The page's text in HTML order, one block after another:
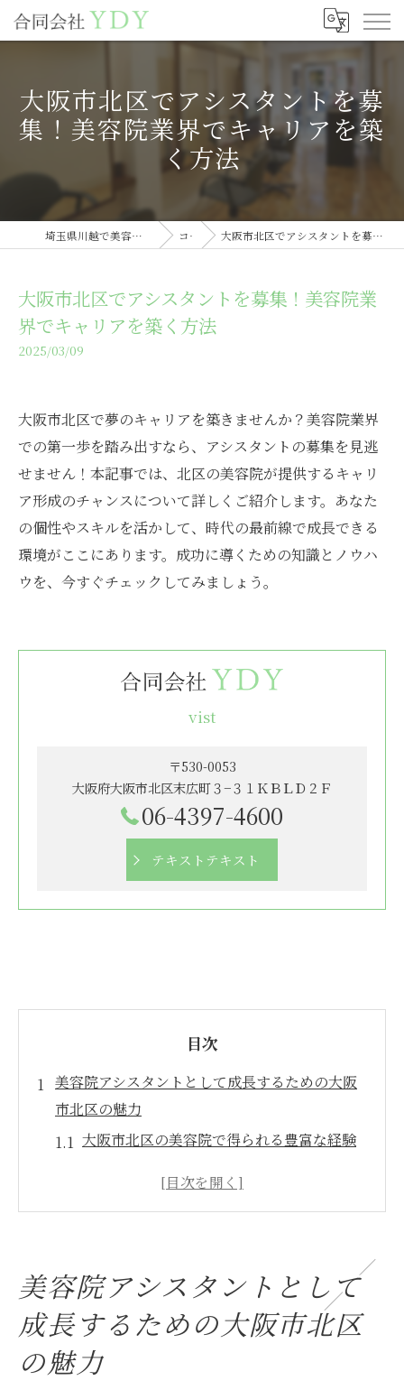
大阪市北区でアシスタントを募
集！美容院業界でキャリアを築
く方法
埼玉県川越で美容室の求人なら合同会社YDY コラム 大阪市北区でアシスタントを募集！美容院業界でキャリアを築く方法
大阪市北区でアシスタントを募集！美容院業
界でキャリアを築く方法
2025/03/09
大阪市北区で夢のキャリアを築きませんか？美容院業界
での第一歩を踏み出すなら、アシスタントの募集を見逃
せません！本記事では、北区の美容院が提供するキャリ
ア形成のチャンスについて詳しくご紹介します。あなた
の個性やスキルを活かして、時代の最前線で成長できる
環境がここにあります。成功に導くための知識とノウハ
ウを、今すぐチェックしてみましょう。
vist
〒530-0053
大阪府大阪市北区末広町３−３１ＫＢＬＤ２Ｆ
06-4397-4600
テキストテキスト
目次
美容院アシスタントとして成長するための大阪
市北区の魅力
大阪市北区の美容院で得られる豊富な経験
キャリアアップを目指すためのサポート体
制
北区での業界イベント参加で広がる視野
大阪市北区で美容院アシスタント求人を見逃さ
美容院アシスタントとして
成長するための大阪市北区
の魅力